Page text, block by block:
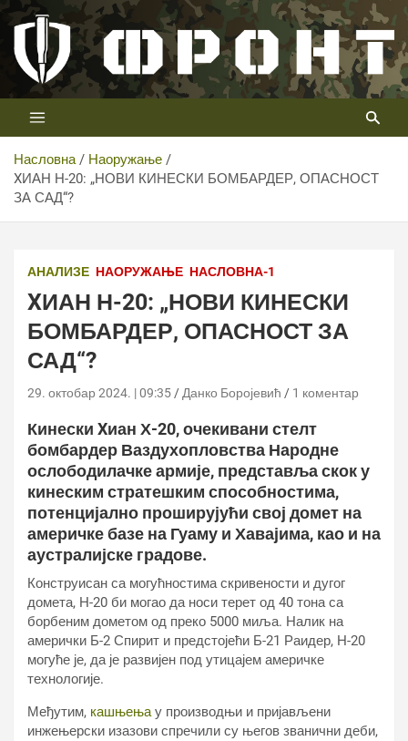
Скип
цонтент
Телевизија ФРОНТ
Први војни канал у Србији
Насловна
Наоружање
XИАН Н-20: „НОВИ КИНЕСКИ БОМБАРДЕР, ОПАСНОСТ
ЗА САД“?
АНАЛИЗЕ НАОРУЖАЊЕ НАСЛОВНА-1
XИАН Н-20: „НОВИ КИНЕСКИ
БОМБАРДЕР, ОПАСНОСТ ЗА
САД“?
29. октобар 2024. | 09:35 Данко Боројевић 1 коментар
Кинески Xиан Х-20, очекивани стелт
бомбардер Ваздухопловства Народне
ослободилачке армије, представља скок у
кинеским стратешким способностима,
потенцијално проширујући свој домет на
америчке базе на Гуаму и Хавајима, као и на
аустралијске градове.
Конструисан са могућностима скривености и дугог
домета, Н-20 би могао да носи терет од 40 тона са
борбеним дометом од преко 5000 миља. Налик на
амерички Б-2 Спирит и предстојећи Б-21 Раидер, Н-20
могуће је, да је развијен под утицајем америчке
технологије.
Међутим, кашњењау производњи и пријављени
инжењерски изазови спречили су његов званични деби,